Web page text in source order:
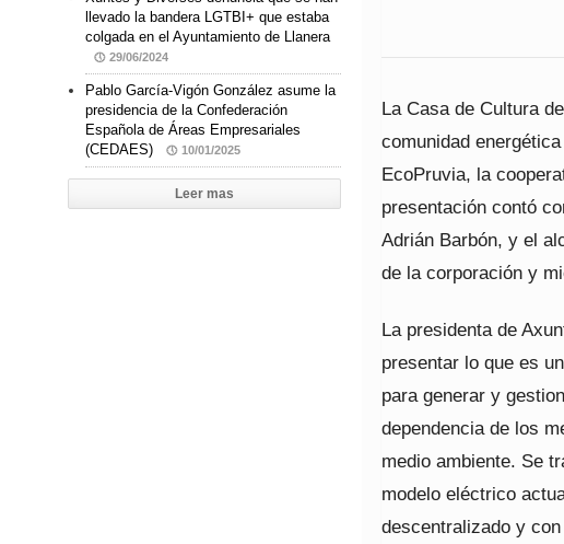
La Casa de Cultura
comunidad
EcoPruvia, la
presentación contó
Adrián Barbón, y el
de la corporación y
La presidenta de
presentar lo que es
para generar y
dependencia de los
medio ambiente. Se
modelo eléctrico
descentralizado y
llevado la bandera LGTBI+ que estaba
colgada en el Ayuntamiento de Llanera
29/06/2024
Pablo García-Vigón González asume la
presidencia de la Confederación
Española de Áreas Empresariales
(CEDAES)
10/01/2025
Leer mas